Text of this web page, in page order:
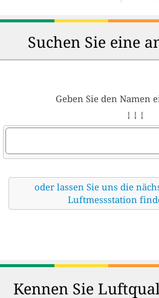
Suchen Sie eine
Geben Sie den Namen
↓ ↓ ↓
oder lassen Sie uns die
Luftmessstation
Kennen Sie